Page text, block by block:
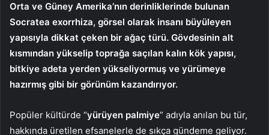
Orta ve Güney Amerika’nın derinliklerinde bulunan
Socratea exorrhiza, görsel olarak insanı büyüleyen
yapısıyla dikkat çeken bir ağaç türü. Gövdesinin alt
kısmından yükselip toprağa saçılan kalın kök yapısı,
bitkiye adeta yerden yükseliyormuş ve yürümeye
hazırmış gibi bir görünüm kazandırıyor.
Popüler kültürde “yürüyen palmiye” adıyla anılan bu tür,
hakkında üretilen efsanelerle de sıkça gündeme geliyor.